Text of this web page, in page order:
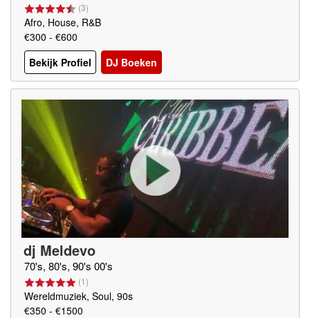
(3)
Afro, House, R&B
€300 - €600
Bekijk Profiel
DJ Boeken
dj Meldevo
70's, 80's, 90's 00's
(1)
Wereldmuziek, Soul, 90s
€350 - €1500